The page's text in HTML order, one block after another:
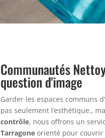
Communautés
question d'image
Garder les espaces communs
pas seulement l’esthétique.,
contrôle, nous offrons un
Tarragone orienté pour couvrir